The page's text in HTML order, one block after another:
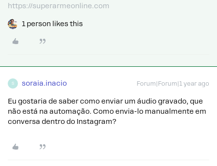
https://superarmeonline.com
1 person likes this
S soraia.inacio Forum|Forum|1 year ago
Eu gostaria de saber como enviar um áudio gravado, que
não está na automação. Como envia-lo manualmente em
conversa dentro do Instagram?